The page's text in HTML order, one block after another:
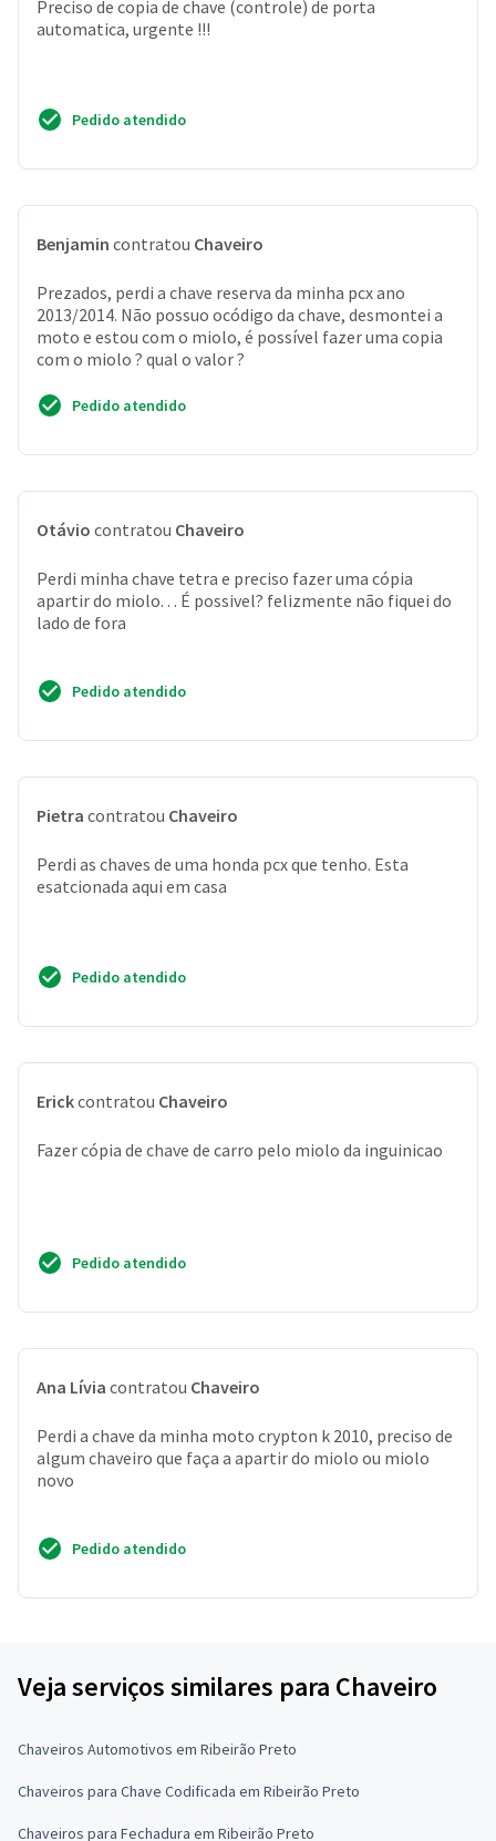
Preciso de copia de chave (controle) de porta
automatica, urgente !!!
Pedido atendido
Benjamin contratou Chaveiro
Prezados, perdi a chave reserva da minha pcx ano
2013/2014. Não possuo ocódigo da chave, desmontei a
moto e estou com o miolo, é possível fazer uma copia
com o miolo ? qual o valor ?
Pedido atendido
Otávio contratou Chaveiro
Perdi minha chave tetra e preciso fazer uma cópia
apartir do miolo. . . É possivel? felizmente não fiquei do
lado de fora
Pedido atendido
Pietra contratou Chaveiro
Perdi as chaves de uma honda pcx que tenho. Esta
esatcionada aqui em casa
Pedido atendido
Erickcontratou Chaveiro
Fazer cópia de chave de carro pelo miolo da inguinicao
Pedido atendido
Ana Lívia contratou Chaveiro
Perdi a chave da minha moto crypton k 2010, preciso de
algum chaveiro que faça a apartir do miolo ou miolo
novo
Pedido atendido
Veja serviços similares para Chaveiro
Chaveiros Automotivos em Ribeirão Preto
Chaveiros para Chave Codificada em Ribeirão Preto
Chaveiros para Fechadura em Ribeirão Preto